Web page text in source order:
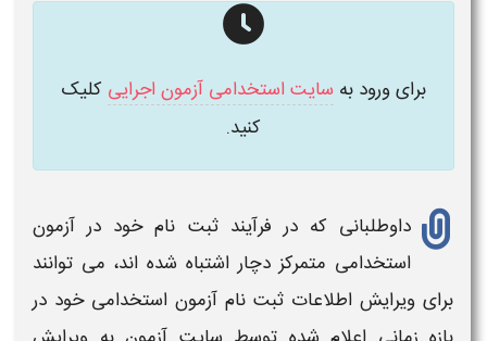
برای ورود به سایت استخدامی آزمون اجرایی کلیک
کنید.
داوطلبانی که در فرآیند ثبت نامخود درآزمون
استخدامی متمرکزدچار اشتباه شده اند، می توانند
برای ویرایش اطلاعات ثبت نام آزمون استخدامیخود در